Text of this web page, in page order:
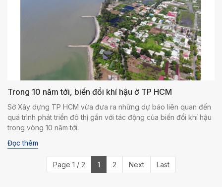
Trong 10 năm tới, biến đổi khí hậu ở TP HCM
Sở Xây dựng TP HCM vừa đưa ra những dự báo liên quan đến
quá trình phát triển đô thị gắn với tác động của biến đổi khí hậu
trong vòng 10 năm tới.
Đọc thêm
Page 1 / 2 1 2 Next Last